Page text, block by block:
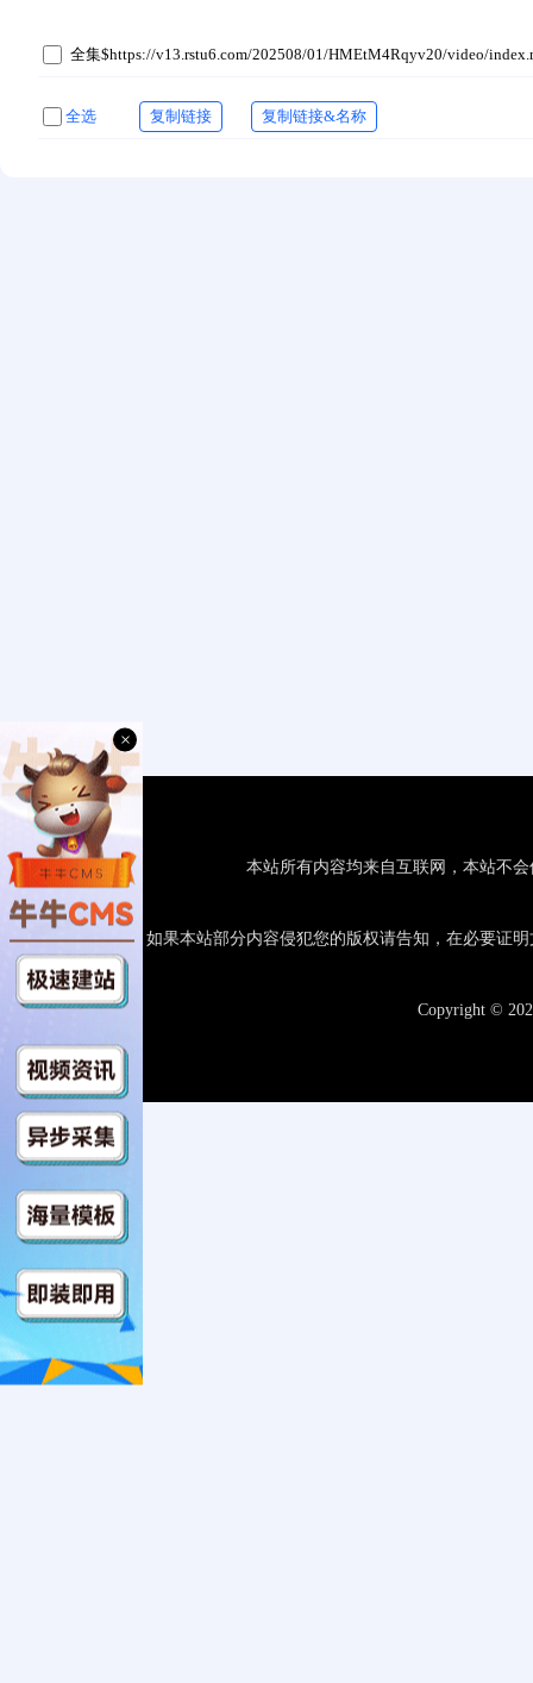
全集$https://v13.rstu6.com/202508/01/HMEtM4Rqyv20/video/
全选 复制链接 复制链接&名称
本站所有内容均来自互联网，本站不
如果本站部分内容侵犯您的版权请告知，在必要证
Copyright ©
×